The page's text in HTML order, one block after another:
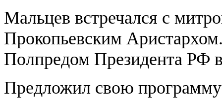
Мальцев встречался с
Прокопьевским
Полпредом Президента
Предложил свою программу